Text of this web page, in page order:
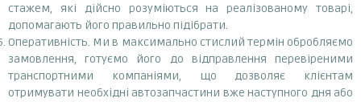
стажем, які дійсно розуміються на реалізованому товарі,
допомагають його правильно підібрати.
Оперативність. Ми в максимально стислий термін обробляємо
замовлення, готуємо його до відправлення перевіреними
транспортними компаніями, що дозволяє клієнтам
отримувати необхідні автозапчастини вже наступного дня або